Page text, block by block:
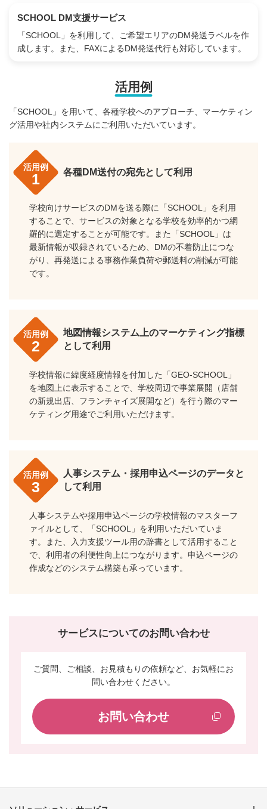
SCHOOL DM支援サービス
「SCHOOL」を利用して、ご希望エリアのDM発送ラベルを作
成します。また、FAXによるDM発送代行も対応しています。
活用例
「SCHOOL」を用いて、各種学校へのアプローチ、マーケティン
グ活用や社内システムにご利用いただいています。
活用例
1 各種DM送付の宛先として利用
学校向けサービスのDMを送る際に「SCHOOL」を利用
することで、サービスの対象となる学校を効率的かつ網
羅的に選定することが可能です。また「SCHOOL」は
最新情報が収録されているため、DMの不着防止につな
がり、再発送による事務作業負荷や郵送料の削減が可能
です。
活用例
2
地図情報システム上のマーケティング指標
として利用
学校情報に緯度経度情報を付加した「GEO-SCHOOL」
を地図上に表示することで、学校周辺で事業展開（店舗
の新規出店、フランチャイズ展開など）を行う際のマー
ケティング用途でご利用いただけます。
活用例
3
人事システム・採用申込ページのデータと
して利用
人事システムや採用申込ページの学校情報のマスターフ
ァイルとして、「SCHOOL」を利用いただいていま
す。また、入力支援ツール用の辞書として活用すること
で、利用者の利便性向上につながります。申込ページの
作成などのシステム構築も承っています。
サービスについてのお問い合わせ
ご質問、ご相談、お見積もりの依頼など、お気軽にお
問い合わせください。
お問い合わせ